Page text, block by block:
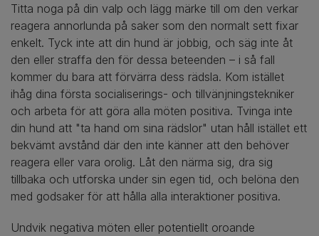
Titta noga på din valp och lägg märke till om den verkar
reagera annorlunda på saker som den normalt sett fixar
enkelt. Tyck inte att din hund är jobbig, och säg inte åt
den eller straffa den för dessa beteenden – i så fall
kommer du bara att förvärra dess rädsla. Kom istället
ihåg dina första socialiserings- och tillvänjningstekniker
och arbeta för att göra alla möten positiva. Tvinga inte
din hund att "ta hand om sina rädslor" utan håll istället ett
bekvämt avstånd där den inte känner att den behöver
reagera eller vara orolig. Låt den närma sig, dra sig
tillbaka och utforska under sin egen tid, och belöna den
med godsaker för att hålla alla interaktioner positiva.
Undvik negativa möten eller potentiellt oroande